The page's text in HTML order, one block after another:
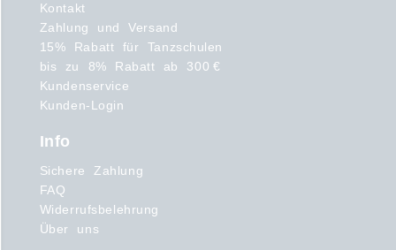
Kontakt
Zahlung und Versand
15% Rabatt für Tanzschulen
bis zu 8% Rabatt ab 300 €
Kundenservice
Kunden-Login
Info
Sichere Zahlung
FAQ
Widerrufsbelehrung
Über uns